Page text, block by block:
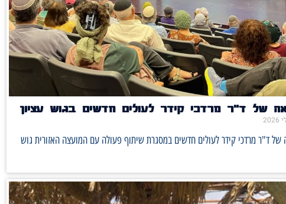
של ד"ר מרדכי קידר לעולים חדשים בגוש עציון
של ד"ר מרדכי קידר לעולים חדשים במסגרת שיתוף פעולה עם המועצה האזורית גוש